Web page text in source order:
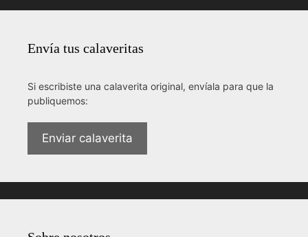
Envía tus calaveritas
Si escribiste una calaverita original, envíala para que la
publiquemos:
Enviar calaverita